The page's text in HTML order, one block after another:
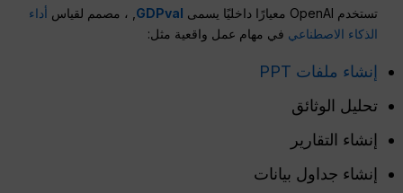
تستخدم OpenAI معيارًا داخليًا يسمى GDPval , ، مصمم لقياس أداء
الذكاء الاصطناعي في مهام عمل واقعية مثل:
إنشاء ملفات PPT
تحليل الوثائق
إنشاء التقارير
إنشاء جداول بيانات